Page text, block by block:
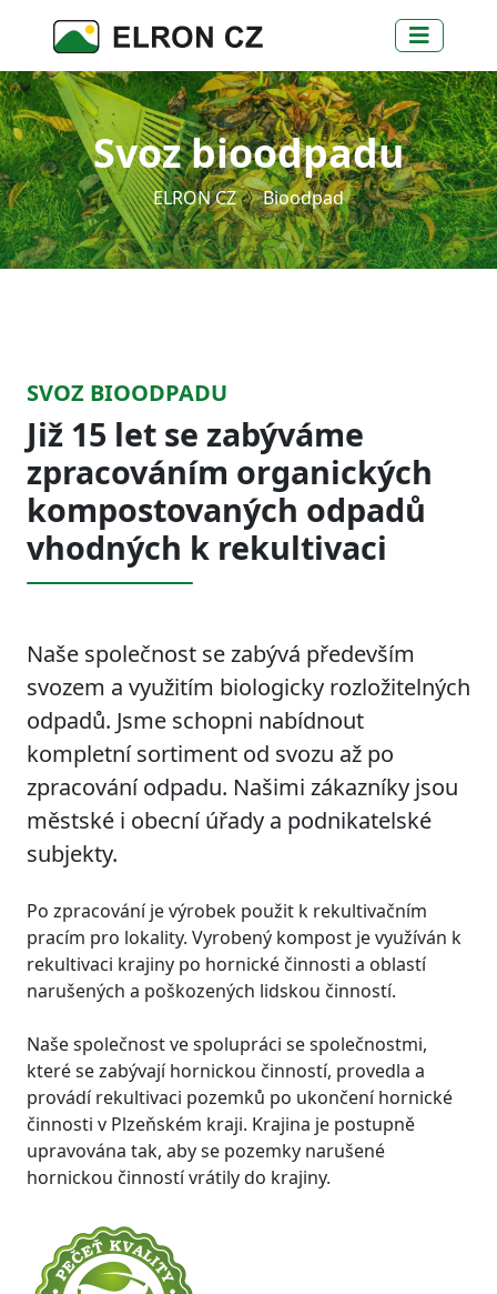
Svoz bioodpadu
ELRON CZ Bioodpad
SVOZ BIOODPADU
Již 15 let se zabýváme
zpracováním organických
kompostovaných odpadů
vhodných k rekultivaci
Naše společnost se zabývá především
svozem a využitím biologicky rozložitelných
odpadů. Jsme schopni nabídnout
kompletní sortiment od svozu až po
zpracování odpadu. Našimi zákazníky jsou
městské i obecní úřady a podnikatelské
subjekty.
Po zpracování je výrobek použit k rekultivačním
pracím pro lokality. Vyrobený kompost je využíván k
rekultivaci krajiny po hornické činnosti a oblastí
narušených a poškozených lidskou činností.
Naše společnost ve spolupráci se společnostmi,
které se zabývají hornickou činností, provedla a
provádí rekultivaci pozemků po ukončení hornické
činnosti v Plzeňském kraji. Krajina je postupně
upravována tak, aby se pozemky narušené
hornickou činností vrátily do krajiny.